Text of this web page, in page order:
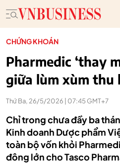
CHỨNG KHOÁN
Pharmedic ‘thay
giữa lùm xùm thu
Thứ Ba, 26/5/2026 | 07:45 GMT+7
Chỉ trong chưa đầy ba
Kinh doanh Dược phẩm
toàn bộ vốn khỏi
đông lớn cho Tasco